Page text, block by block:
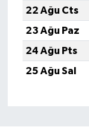
22 Ağu Cts
23 Ağu Paz
24 Ağu Pts
25 Ağu Sal